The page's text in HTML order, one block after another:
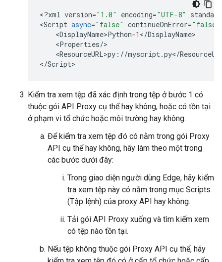
<?xml version="1.0" encoding="UTF-8"
<Script async="false" continueOnError="false"
    <
DisplayName>Python-1 </DisplayName>
    <
Properties/>
    <
ResourceURL>py : //myscript.py</
</Script>
Kiểm tra xem tệp đã xác định trong tệp ở bước 1 có
thuộc gói API Proxy cụ thể hay không, hoặc có tồn tại
ở phạm vi tổ chức hoặc môi trường hay không.
Để kiểm tra xem tệp đó có nằm trong gói Proxy
API cụ thể hay không, hãy làm theo một trong
các bước dưới đây:
Trong giao diện người dùng Edge, hãy kiểm
tra xem tệp này có nằm trong mục Scripts
(Tập lệnh) của proxy API hay không.
Tải gói API Proxy xuống và tìm kiếm xem
có tệp nào tồn tại.
Nếu tệp không thuộc gói Proxy API cụ thể, hãy